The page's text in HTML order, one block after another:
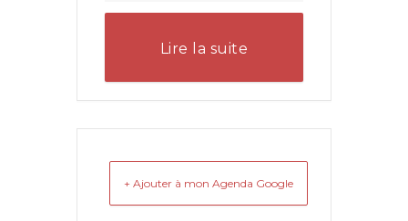
Lire la suite
+ Ajouter à mon Agenda Google